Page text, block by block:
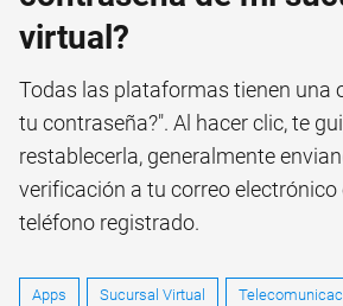
virtual?
Todas las plataformas tienen una
tu contraseña?". Al hacer clic, te
restablecerla, generalmente
verificación a tu correo electrónico
teléfono registrado.
Apps Sucursal Virtual